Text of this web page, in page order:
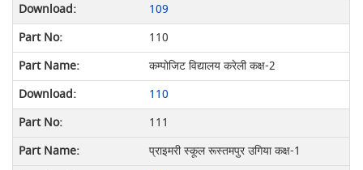
109
110
कम्पोजिट विद्यालय करेली कक्ष-2
110
111
प्राइमरी स्कूल रूस्तमपुर उगिया कक्ष-1